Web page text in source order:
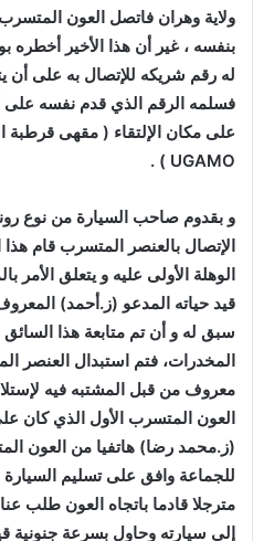
ولاية وهران فاتصل العون
بنفسه ، غير أن هذا الأخير أخطره
له رقم شريكه للإتصال به على أن
فسلمه الرقم الذي قدم نفسه على
على مكان الإلتقاء ( مقهى قرطبة
UGAMO
) .
و بقدوم صاحب السيارة من نوع
الإتصال بالعنصر المتسرب قام
الوهلة الأولى عليه و يتعلق الأمر
قيد حياته المدعو (ز.أحمد)
سبق له و أن تم متابعة هذا
المخدرات، فتم استبدال العنصر
معروف من قبل المشتبه فيه
العون المتسرب الأول الذي كان
(ز.محمد رضا) هاتفيا من العون
للجماعة وافق على تسليم السيارة
مترجلا قادما باتجاه العون طلب
إلى سيارته وحاول بسرعة جنونية